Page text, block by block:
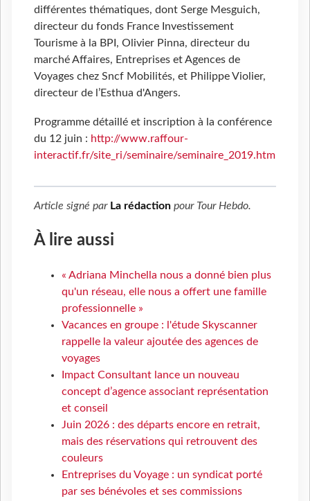
différentes thématiques, dont Serge Mesguich,
directeur du fonds France Investissement
Tourisme à la BPI, Olivier Pinna, directeur du
marché Affaires, Entreprises et Agences de
Voyages chez Sncf Mobilités, et Philippe Violier,
directeur de l’Esthua d'Angers.
Programme détaillé et inscription à la conférence
du 12 juin : http://www.raffour-
interactif.fr/site_ri/seminaire/seminaire_2019.htm
Article signé par La rédaction pour Tour Hebdo.
À lire aussi
« Adriana Minchella nous a donné bien plus
qu'un réseau, elle nous a offert une famille
professionnelle »
Vacances en groupe : l'étude Skyscanner
rappelle la valeur ajoutée des agences de
voyages
Impact Consultant lance un nouveau
concept d’agence associant représentation
et conseil
Juin 2026 : des départs encore en retrait,
mais des réservations qui retrouvent des
couleurs
Entreprises du Voyage : un syndicat porté
par ses bénévoles et ses commissions